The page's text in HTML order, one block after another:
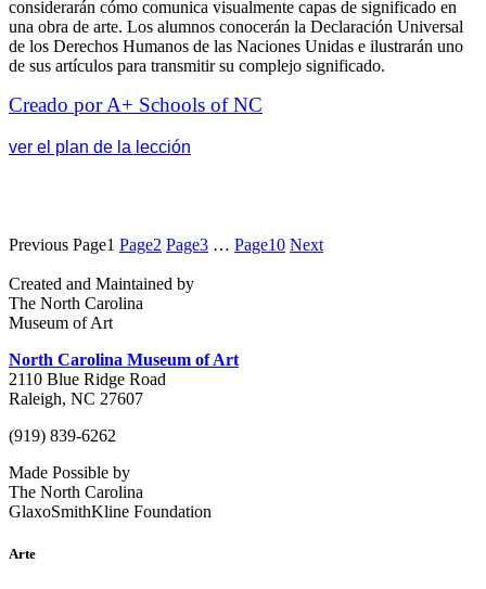
considerarán cómo comunica visualmente capas de significado en
una obra de arte. Los alumnos conocerán la Declaración Universal
de los Derechos Humanos de las Naciones Unidas e ilustrarán uno
de sus artículos para transmitir su complejo significado.
Creado por A+ Schools of NC
ver el plan de la lección
Previous Page1 Page2 Page3 … Page10 Next
Created and Maintained by
The North Carolina
Museum of Art
North Carolina Museum of Art
2110 Blue Ridge Road
Raleigh, NC 27607
(919) 839-6262
Made Possible by
The North Carolina
GlaxoSmithKline Foundation
Arte